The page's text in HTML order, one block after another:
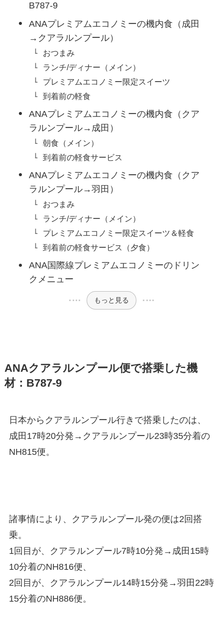
B787-9
ANAプレミアムエコノミーの機内食（成田
→クアラルンプール）
おつまみ
ランチ/ディナー（メイン）
プレミアムエコノミー限定スイーツ
到着前の軽食
ANAプレミアムエコノミーの機内食（クア
ラルンプール→成田）
朝食（メイン）
到着前の軽食サービス
ANAプレミアムエコノミーの機内食（クア
ラルンプール→羽田）
おつまみ
ランチ/ディナー（メイン）
プレミアムエコノミー限定スイーツ＆軽食
到着前の軽食サービス（夕食）
ANA国際線プレミアムエコノミーのドリン
クメニュー
もっと見る
ANAクアラルンプール便で搭乗した機
材：B787-9
日本からクアラルンプール行きで搭乗したのは、
成田17時20分発→クアラルンプール23時35分着の
NH815便。
諸事情により、クアラルンプール発の便は2回搭
乗。
1回目が、クアラルンプール7時10分発→成田15時
10分着のNH816便、
2回目が、クアラルンプール14時15分発→羽田22時
15分着のNH886便。